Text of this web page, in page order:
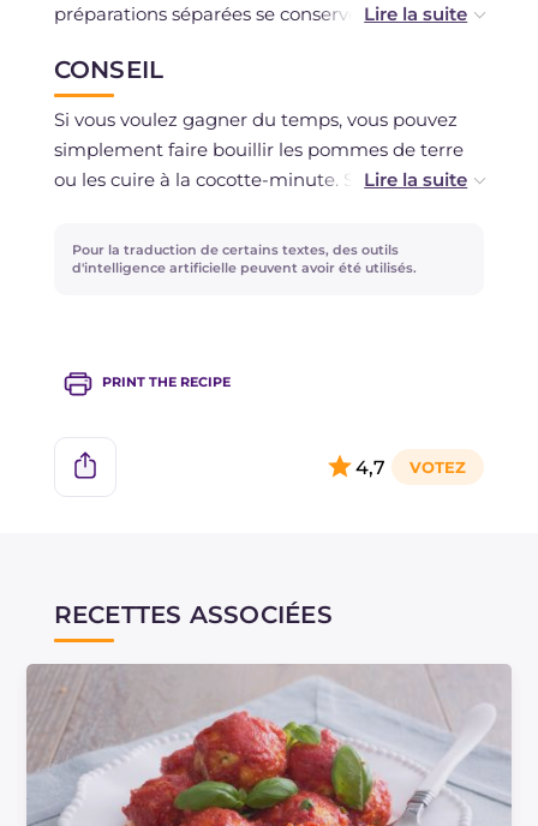
préparations séparées se conservent au
bols couverts de film plastique.
CONSEIL
Si vous voulez gagner du temps, vous pouvez
simplement faire bouillir les pommes de terre
ou les cuire à la cocotte-minute. Si vous préférez
pouvez diviser la crème de pommes de terre en
petits bols et ajouter dans l'un des épinards,
Pour la traduction de certains textes, des outils
d'intelligence artificielle peuvent avoir été utilisés.
PRINT THE RECIPE
4,7
RECETTES ASSOCIÉES